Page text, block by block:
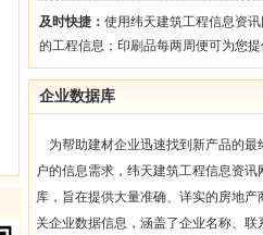
及时快捷： 使用纬天建筑工程信息资
的工程信息；印刷品每两周便可为您
企业数据库
为帮助建材企业迅速找到新产品的最
户的信息需求，纬天建筑工程信息资
库，旨在提供大量准确、详实的房地
关企业数据信息，涵盖了企业名称、